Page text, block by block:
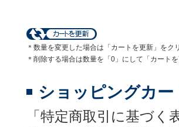
＊数量を変更した場合は「カートを更新」をク
＊削除する場合は数量を「0」にして「カート
ショッピングカー
「特定商取引に基づ